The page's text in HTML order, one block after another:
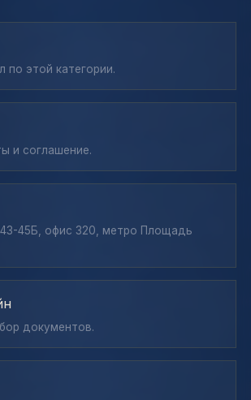
по этой категории.
и соглашение.
43-45Б, офис 320, метро Площадь
документов.